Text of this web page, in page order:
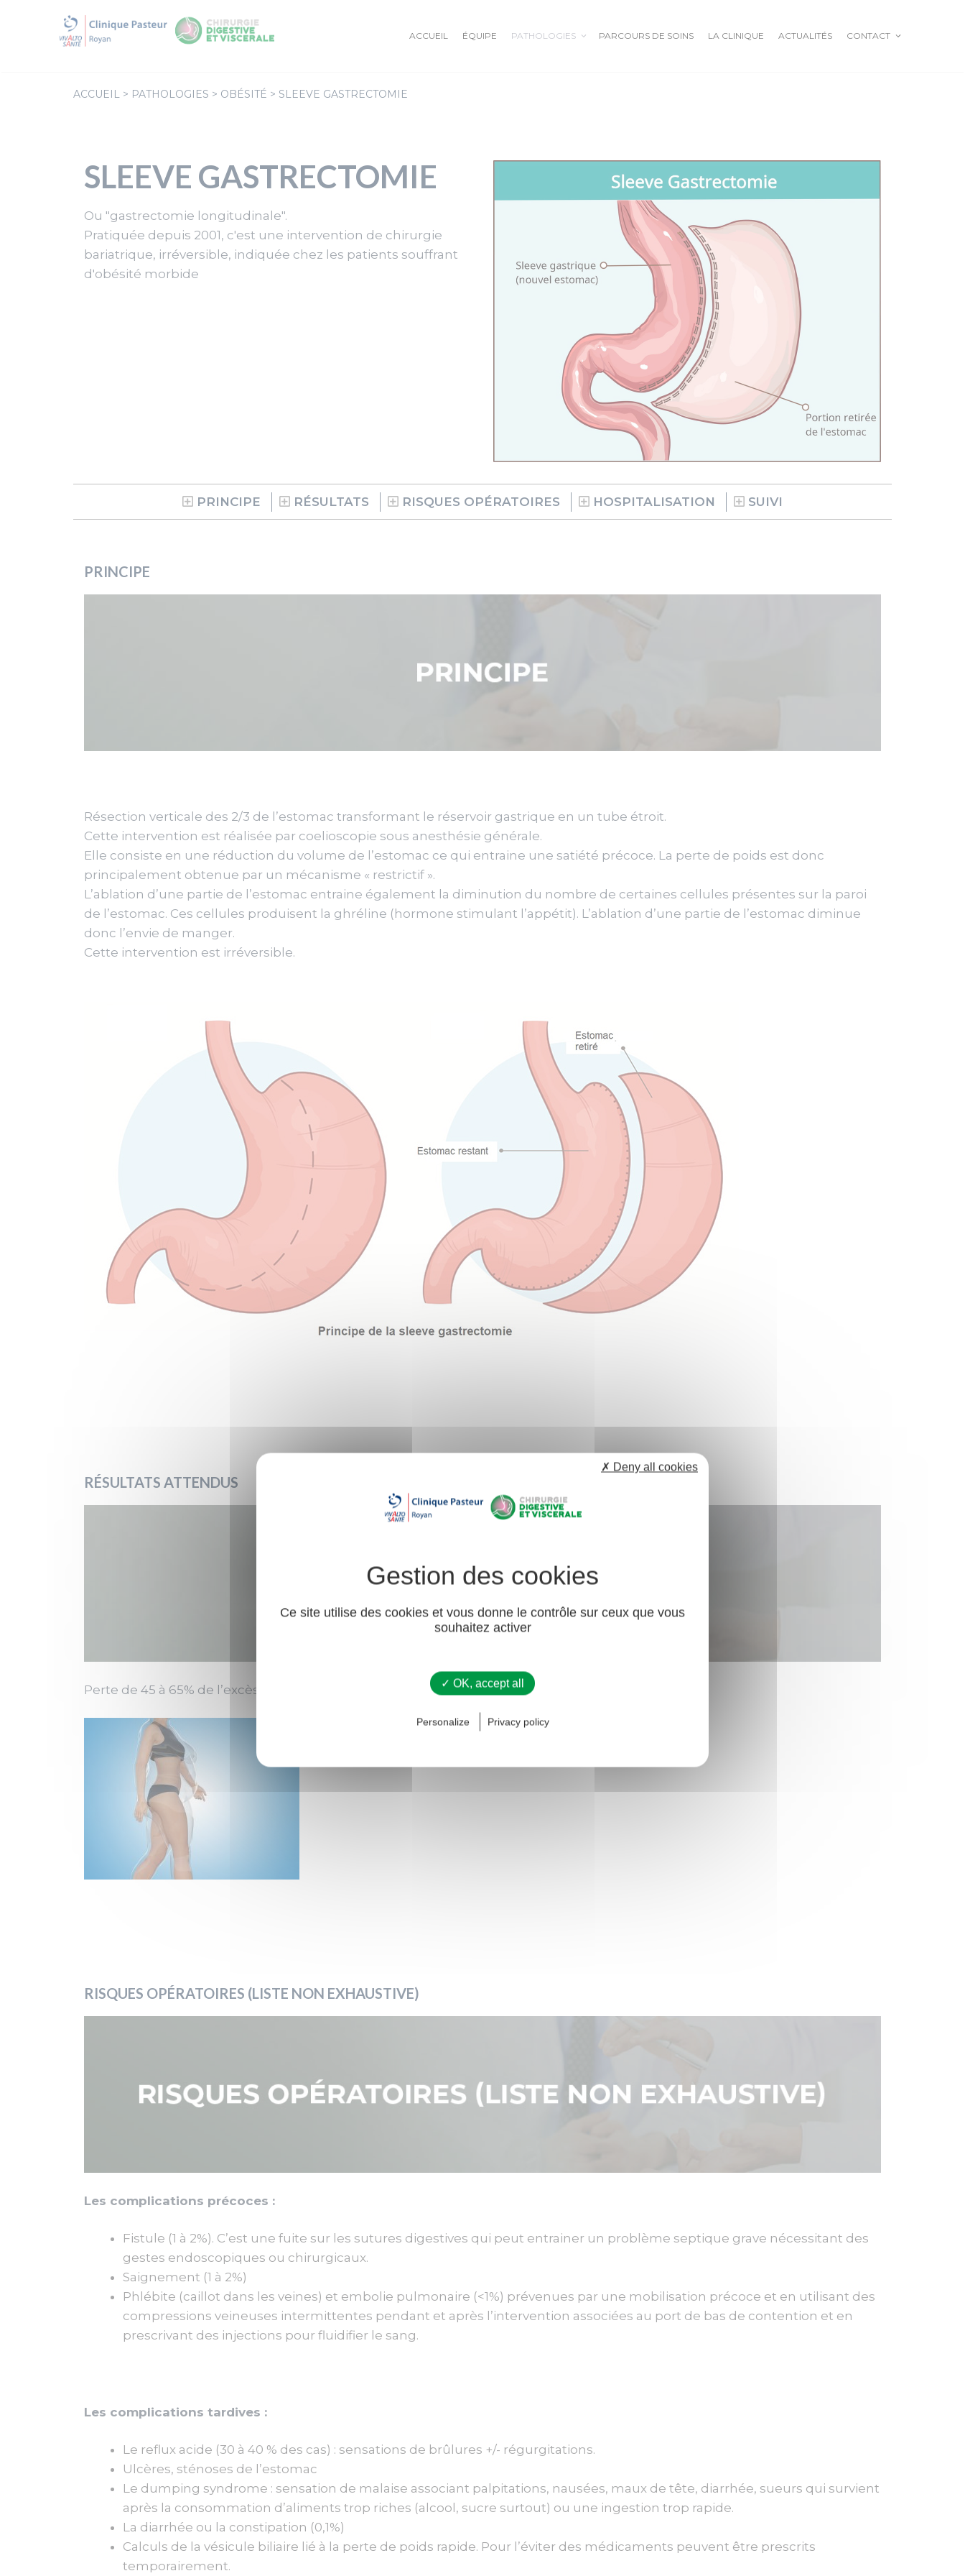
ACCUEIL ÉQUIPE PATHOLOGIES
SLEEVE GASTRECTOMIE
BYPASS
ANUS PROCTOLOGIE
HYPERPARATHYROÏDIE
PRIMAIRE
PANCREAS
HERNIE OMBILICALE
HERNIE INGUINALE
CHAMBRE IMPLANTABLE
PARCOURS DE SOINS LA CLINIQUE ACTUALITÉS CONTACT
ACCUEIL > PATHOLOGIES > OBÉSITÉ > SLEEVE GASTRECTOMIE
SLEEVE GASTRECTOMIE
Ou "gastrectomie longitudinale".
Pratiquée depuis 2001, c'est une intervention de chirurgie
bariatrique, irréversible, indiquée chez les patients souffrant
d'obésité morbide
PRINCIPE RÉSULTATS RISQUES OPÉRATOIRES HOSPITALISATION SUIVI
PRINCIPE
Résection verticale des 2/3 de l’estomac transformant le réservoir gastrique en un tube étroit.
Cette intervention est réalisée par coelioscopie sous anesthésie générale.
Elle consiste en une réduction du volume de l’estomac ce qui entraine une satiété précoce. La perte de poids est donc
principalement obtenue par un mécanisme « restrictif ».
L’ablation d’une partie de l’estomac entraine également la diminution du nombre de certaines cellules présentes sur la paroi
de l’estomac. Ces cellules produisent la ghréline (hormone stimulant l’appétit). L’ablation d’une partie de l’estomac diminue
donc l’envie de manger.
Cette intervention est irréversible.
RÉSULTATS ATTENDUS
Perte de 45 à 65% de l’excès de poids, ce qui correspond à une perte de 25 à 35 kg.
RISQUES OPÉRATOIRES (LISTE NON EXHAUSTIVE)
Les complications précoces :
Fistule (1 à 2%). C’est une fuite sur les sutures digestives qui peut entrainer un problème septique grave nécessitant des
gestes endoscopiques ou chirurgicaux.
Saignement (1 à 2%)
Phlébite (caillot dans les veines) et embolie pulmonaire (<1%) prévenues par une mobilisation précoce et en utilisant des
compressions veineuses intermittentes pendant et après l’intervention associées au port de bas de contention et en
prescrivant des injections pour fluidifier le sang.
Les complications tardives :
Le reflux acide (30 à 40 % des cas) : sensations de brûlures +/- régurgitations.
Ulcères, sténoses de l’estomac
Le dumping syndrome : sensation de malaise associant palpitations, nausées, maux de tête, diarrhée, sueurs qui survient
après la consommation d’aliments trop riches (alcool, sucre surtout) ou une ingestion trop rapide.
La diarrhée ou la constipation (0,1%)
Calculs de la vésicule biliaire lié à la perte de poids rapide. Pour l’éviter des médicaments peuvent être prescrits
temporairement.
Ce site utilise des cookies et vous donne le contrôle sur ceux que vous
souhaitez activer
✓ OK, accept all
✗ Deny all cookies
Personalize Privacy policy